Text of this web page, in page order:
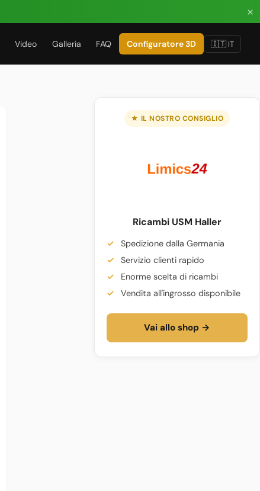
×
Video Galleria FAQ Configuratore 3D 🇮🇹 IT
★ IL NOSTRO CONSIGLIO
Ricambi USM Haller
Spedizione dalla Germania
Servizio clienti rapido
Enorme scelta di ricambi
Vendita all'ingrosso disponibile
Vai allo shop →